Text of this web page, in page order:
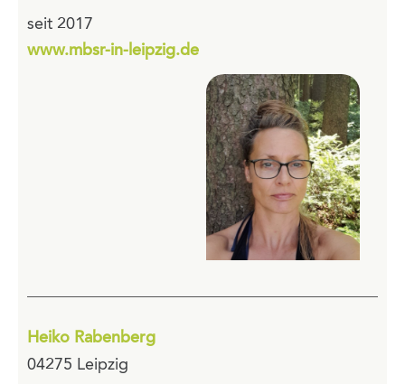
seit 2017
www.mbsr-in-leipzig.de
Heiko Rabenberg
04275 Leipzig